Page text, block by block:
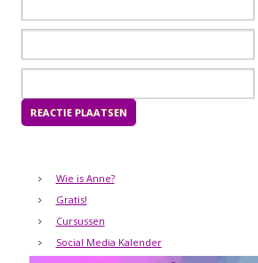
Wie is Anne?
Gratis!
Cursussen
Social Media Kalender